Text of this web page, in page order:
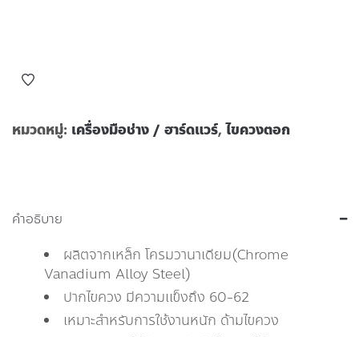
หมวดหมู่: เครื่องมือช่าง / ฮาร์ดแวร์,ไขควงตอก
คำอธิบาย
ผลิตจากเหล็ก โครมวานาเดียม(Chrome
Vanadium Alloy Steel)
ปากไขควง มีความแข็งถึง 60-62
เหมาะสำหรับการใช้งานหนัก ด้ามไขควง